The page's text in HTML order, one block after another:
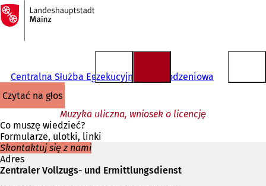
Przejdź do treści
Do
strony
głównej
Centralna Służba Egzekucyjna i Dochodzeniowa
czytać na głos
Muzyka uliczna, wniosek o licencję
Co muszę wiedzieć?
Formularze, ulotki, linki
Skontaktuj się z nami
Adres
Zentraler Vollzugs- und Ermittlungsdienst